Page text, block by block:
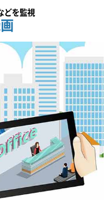
どを監視